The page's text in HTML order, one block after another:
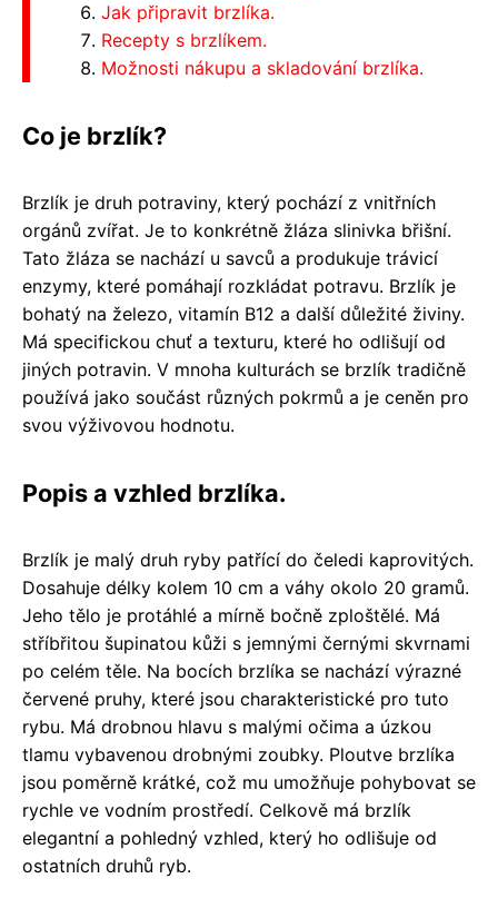
Jak připravit brzlíka.
Recepty s brzlíkem.
Možnosti nákupu a skladování brzlíka.
Co je brzlík?
Brzlík je druh potraviny, který pochází z vnitřních
orgánů zvířat. Je to konkrétně žláza slinivka břišní.
Tato žláza se nachází u savců a produkuje trávicí
enzymy, které pomáhají rozkládat potravu. Brzlík je
bohatý na železo, vitamín B12 a další důležité živiny.
Má specifickou chuť a texturu, které ho odlišují od
jiných potravin. V mnoha kulturách se brzlík tradičně
používá jako součást různých pokrmů a je ceněn pro
svou výživovou hodnotu.
Popis a vzhled brzlíka.
Brzlík je malý druh ryby patřící do čeledi kaprovitých.
Dosahuje délky kolem 10 cm a váhy okolo 20 gramů.
Jeho tělo je protáhlé a mírně bočně zploštělé. Má
stříbřitou šupinatou kůži s jemnými černými skvrnami
po celém těle. Na bocích brzlíka se nachází výrazné
červené pruhy, které jsou charakteristické pro tuto
rybu. Má drobnou hlavu s malými očima a úzkou
tlamu vybavenou drobnými zoubky. Ploutve brzlíka
jsou poměrně krátké, což mu umožňuje pohybovat se
rychle ve vodním prostředí. Celkově má brzlík
elegantní a pohledný vzhled, který ho odlišuje od
ostatních druhů ryb.